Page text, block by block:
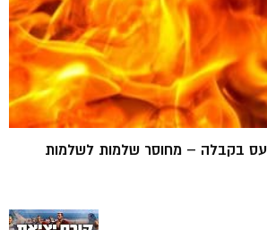
בקבלה – מחוסר שלמות לשלמות